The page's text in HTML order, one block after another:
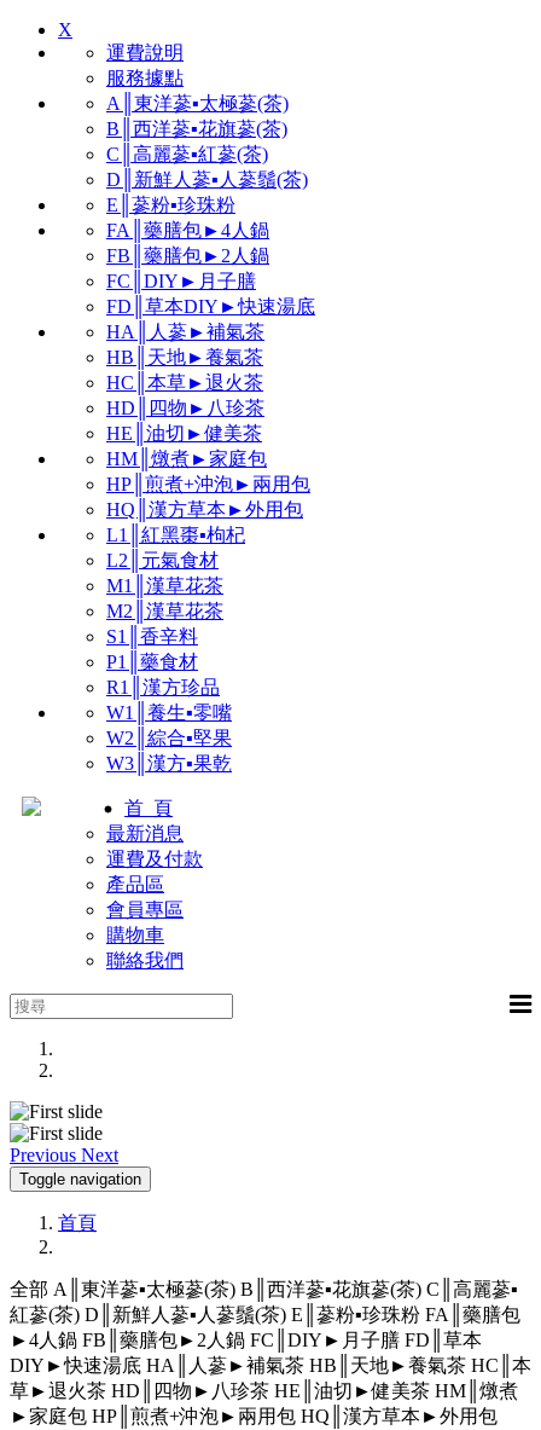
X
運費說明
服務據點
A║東洋蔘▪太極蔘(茶)
B║西洋蔘▪花旗蔘(茶)
C║高麗蔘▪紅蔘(茶)
D║新鮮人蔘▪人蔘鬚(茶)
E║蔘粉▪珍珠粉
FA║藥膳包►4人鍋
FB║藥膳包►2人鍋
FC║DIY►月子膳
FD║草本DIY►快速湯底
HA║人蔘►補氣茶
HB║天地►養氣茶
HC║本草►退火茶
HD║四物►八珍茶
HE║油切►健美茶
HM║燉煮►家庭包
HP║煎煮+沖泡►兩用包
HQ║漢方草本►外用包
L1║紅黑棗▪枸杞
L2║元氣食材
M1║漢草花茶
M2║漢草花茶
S1║香辛料
P1║藥食材
R1║漢方珍品
W1║養生▪零嘴
W2║綜合▪堅果
W3║漢方▪果乾
首 頁
最新消息
運費及付款
產品區
會員專區
購物車
聯絡我們
Previous Next
Toggle navigation
首頁
全部 A║東洋蔘▪太極蔘(茶) B║西洋蔘▪花旗蔘(茶) C║高麗蔘▪
紅蔘(茶) D║新鮮人蔘▪人蔘鬚(茶) E║蔘粉▪珍珠粉 FA║藥膳包
►4人鍋 FB║藥膳包►2人鍋 FC║DIY►月子膳 FD║草本
DIY►快速湯底 HA║人蔘►補氣茶 HB║天地►養氣茶 HC║本
草►退火茶 HD║四物►八珍茶 HE║油切►健美茶 HM║燉煮
►家庭包 HP║煎煮+沖泡►兩用包 HQ║漢方草本►外用包